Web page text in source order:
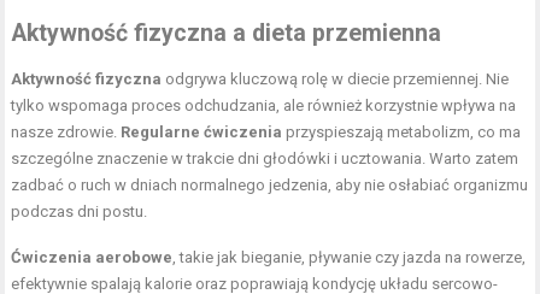
Aktywność fizyczna a dieta przemienna
Aktywność fizyczna odgrywa kluczową rolę w diecie przemiennej. Nie
tylko wspomaga proces odchudzania, ale również korzystnie wpływa na
nasze zdrowie. Regularne ćwiczenia przyspieszają metabolizm, co ma
szczególne znaczenie w trakcie dni głodówki i ucztowania. Warto zatem
zadbać o ruch w dniach normalnego jedzenia, aby nie osłabiać organizmu
podczas dni postu.
Ćwiczenia aerobowe , takie jak bieganie, pływanie czy jazda na rowerze,
efektywnie spalają kalorie oraz poprawiają kondycję układu sercowo-